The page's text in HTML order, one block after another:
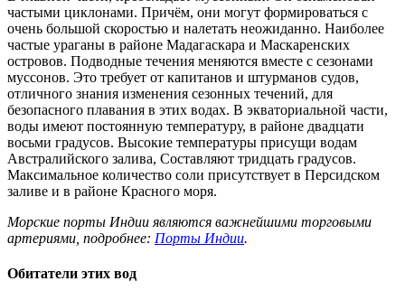
частыми циклонами. Причём, они могут формироваться с
очень большой скоростью и налетать неожиданно. Наиболее
частые ураганы в районе Мадагаскара и Маскаренских
островов. Подводные течения меняются вместе с сезонами
муссонов. Это требует от капитанов и штурманов судов,
отличного знания изменения сезонных течений, для
безопасного плавания в этих водах. В экваториальной части,
воды имеют постоянную температуру, в районе двадцати
восьми градусов. Высокие температуры присущи водам
Австралийского залива, Составляют тридцать градусов.
Максимальное количество соли присутствует в Персидском
заливе и в районе Красного моря.
Морские порты Индии являются важнейшими торговыми
артериями, подробнее: Порты Индии.
Обитатели этих вод